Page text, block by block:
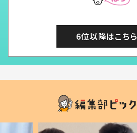
6位以降はこちら